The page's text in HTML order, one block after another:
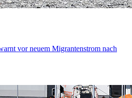
vor neuem Migrantenstrom nach